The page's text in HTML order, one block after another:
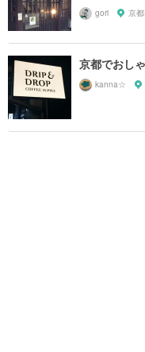
gori 京都
京都でおし
kanna☆